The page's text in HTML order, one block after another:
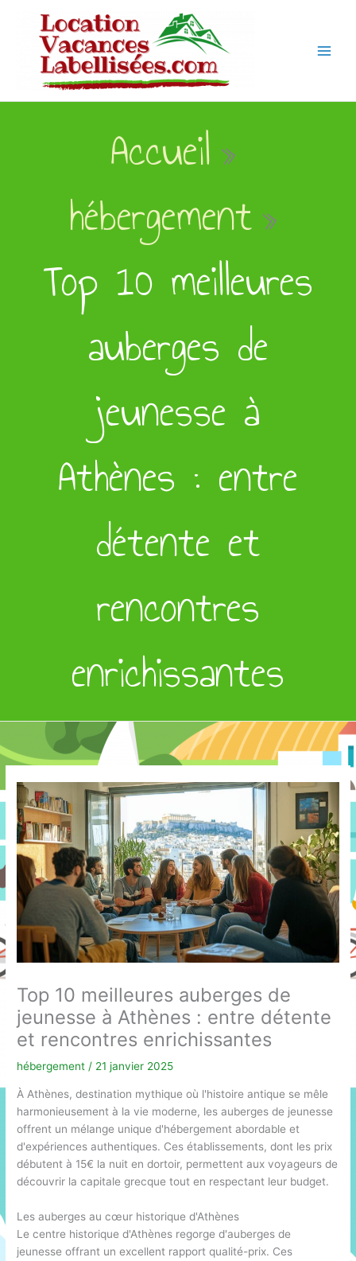
Accueil
hébergement
Top 10 meilleures
auberges de
jeunesse à
Athènes : entre
détente et
rencontres
enrichissantes
Top 10 meilleures auberges de
jeunesse à Athènes : entre détente
et rencontres enrichissantes
hébergement / 21 janvier 2025
À Athènes, destination mythique où l'histoire antique se mêle
harmonieusement à la vie moderne, les auberges de jeunesse
offrent un mélange unique d'hébergement abordable et
d'expériences authentiques. Ces établissements, dont les prix
débutent à 15€ la nuit en dortoir, permettent aux voyageurs de
découvrir la capitale grecque tout en respectant leur budget.
Les auberges au cœur historique d'Athènes
Le centre historique d'Athènes regorge d'auberges de
jeunesse offrant un excellent rapport qualité-prix. Ces